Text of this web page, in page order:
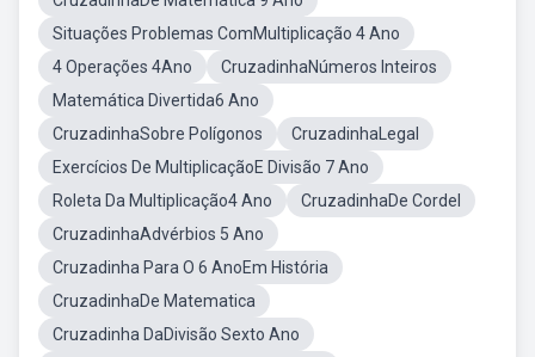
Situações Problemas ComMultiplicação 4 Ano
4 Operações 4Ano
CruzadinhaNúmeros Inteiros
Matemática Divertida6 Ano
CruzadinhaSobre Polígonos
CruzadinhaLegal
Exercícios De MultiplicaçãoE Divisão 7 Ano
Roleta Da Multiplicação4 Ano
CruzadinhaDe Cordel
CruzadinhaAdvérbios 5 Ano
Cruzadinha Para O 6 AnoEm História
CruzadinhaDe Matematica
Cruzadinha DaDivisão Sexto Ano